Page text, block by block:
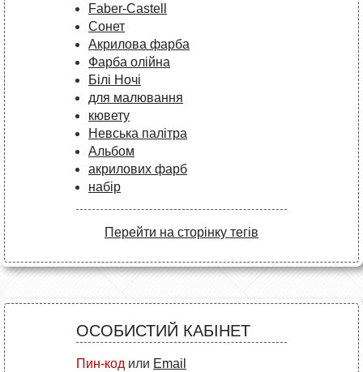
Faber-Castell
Сонет
Акрилова фарба
Фарба олійна
Білі Ночі
для малювання
кювету
Невська палітра
Альбом
акрилових фарб
набір
Перейти на сторінку тегів
ОСОБИСТИЙ КАБІНЕТ
Пин-код или Email